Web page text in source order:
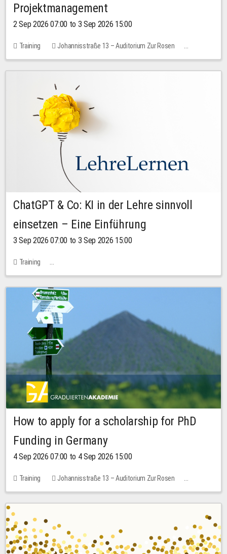
Projektmanagement
2 Sep 2026 07:00 to 3 Sep 2026 15:00
Training
Johannisstraße 13 – Auditorium Zur Rosen
1 place
ChatGPT & Co: KI in der Lehre sinnvoll
einsetzen – Eine Einführung
3 Sep 2026 07:00 to 3 Sep 2026 15:00
Training
Bachstraße 18k - SR 102 (Seminarraum Servicestelle LehreLernen)
How to apply for a scholarship for PhD
Funding in Germany
4 Sep 2026 07:00 to 4 Sep 2026 15:00
Training
Johannisstraße 13 – Auditorium Zur Rosen
7 places
10.00 EUR